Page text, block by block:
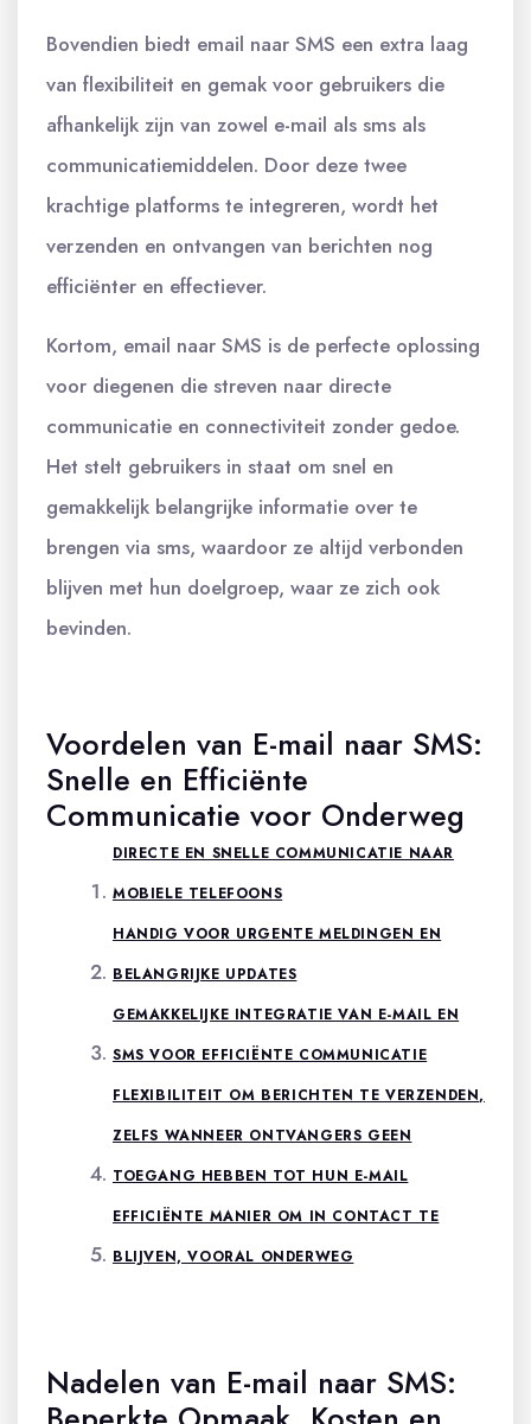
Bovendien biedt email naar SMS een extra laag
van flexibiliteit en gemak voor gebruikers die
afhankelijk zijn van zowel e-mail als sms als
communicatiemiddelen. Door deze twee
krachtige platforms te integreren, wordt het
verzenden en ontvangen van berichten nog
efficiënter en effectiever.
Kortom, email naar SMS is de perfecte oplossing
voor diegenen die streven naar directe
communicatie en connectiviteit zonder gedoe.
Het stelt gebruikers in staat om snel en
gemakkelijk belangrijke informatie over te
brengen via sms, waardoor ze altijd verbonden
blijven met hun doelgroep, waar ze zich ook
bevinden.
Voordelen van E-mail naar SMS:
Snelle en Efficiënte
Communicatie voor Onderweg
DIRECTE EN SNELLE COMMUNICATIE NAAR
MOBIELE TELEFOONS
HANDIG VOOR URGENTE MELDINGEN EN
BELANGRIJKE UPDATES
GEMAKKELIJKE INTEGRATIE VAN E-MAIL EN
SMS VOOR EFFICIËNTE COMMUNICATIE
FLEXIBILITEIT OM BERICHTEN TE VERZENDEN,
ZELFS WANNEER ONTVANGERS GEEN
TOEGANG HEBBEN TOT HUN E-MAIL
EFFICIËNTE MANIER OM IN CONTACT TE
BLIJVEN, VOORAL ONDERWEG
Nadelen van E-mail naar SMS: